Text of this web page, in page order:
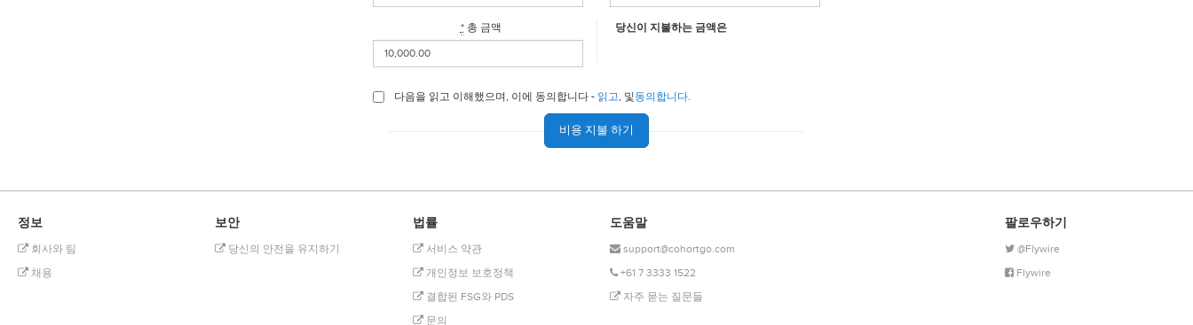
*총 금액 당신이 지불하는 금액은
다음을 읽고 이해했으며, 이에 동의합니다 - 읽고, 및동의합니다.
정보
회사와 팀
채용
보안
당신의 안전을 유지하기
법률
서비스 약관
개인정보 보호정책
결합된 FSG와 PDS
문의
도움말
support@cohortgo.com
+61 7 3333 1522
자주 묻는 질문들
팔로우하기
@Flywire
Flywire